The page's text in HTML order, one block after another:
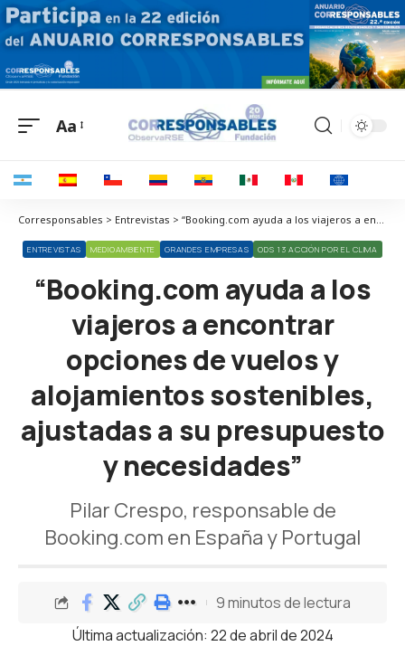
Aa
Corresponsables > Entrevistas > “Booking.com ayuda a los viajeros a encontrar opciones de vuelos y alojamientos sostenibles, ajustadas a su presupuesto y necesidades”
ENTREVISTAS MEDIOAMBIENTE GRANDES EMPRESAS ODS 13 ACCIÓN POR EL CLIMA
“Booking.com ayuda a los
viajeros a encontrar
opciones de vuelos y
alojamientos sostenibles,
ajustadas a su presupuesto
y necesidades”
Pilar Crespo, responsable de
Booking.com en España y Portugal
Última actualización: 22 de abril de 2024
9 minutos de lectura